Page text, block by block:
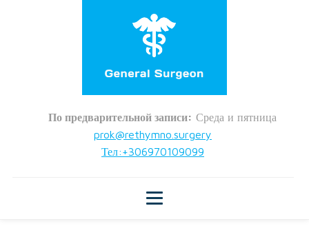
По предварительной записи: Среда и пятница
prok@rethymno.surgery
Тел:+306970109099